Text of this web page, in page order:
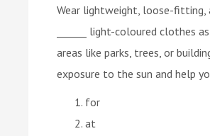
Wear lightweight, loose-fitting,
______ light-coloured clothes
areas like parks, trees, or
exposure to the sun and help
for
at